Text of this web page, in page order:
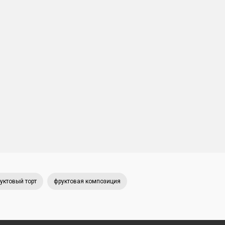
торт фруктовая композиция